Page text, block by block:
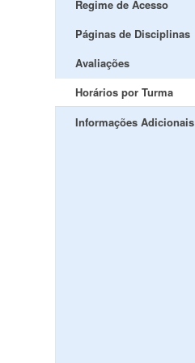
Regime de Acesso
Páginas de Disciplinas
Avaliações
Horários por Turma
Informações Adicionais